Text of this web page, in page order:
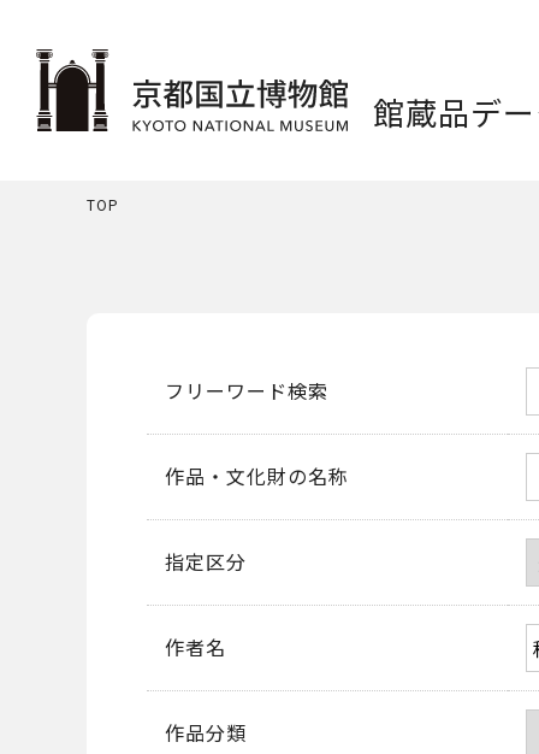
館蔵品デ
TOP
フリーワード検索
作品・文化財の名称
指定区分
作者名
作品分類